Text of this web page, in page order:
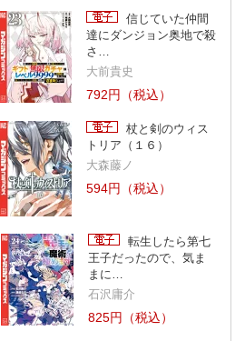
1
斎創
信じていた仲間
達にダンジョン奥地で殺
さ…
大前貴史
792円（税込）
杖と剣のウィス
トリア（１６）
大森藤ノ
594円（税込）
転生したら第七
王子だったので、気ま
まに…
石沢庸介
825円（税込）